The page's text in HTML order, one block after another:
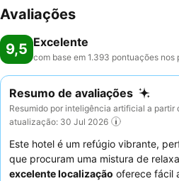
Avaliações
9,5 Excelente
com base em 1.393 pontuações nos
Resumo de avaliações
Resumido por inteligência artificial a partir
atualização: 30 Jul 2026
Este hotel é um refúgio vibrante,
que procuram uma mistura de
excelente localização oferece fácil